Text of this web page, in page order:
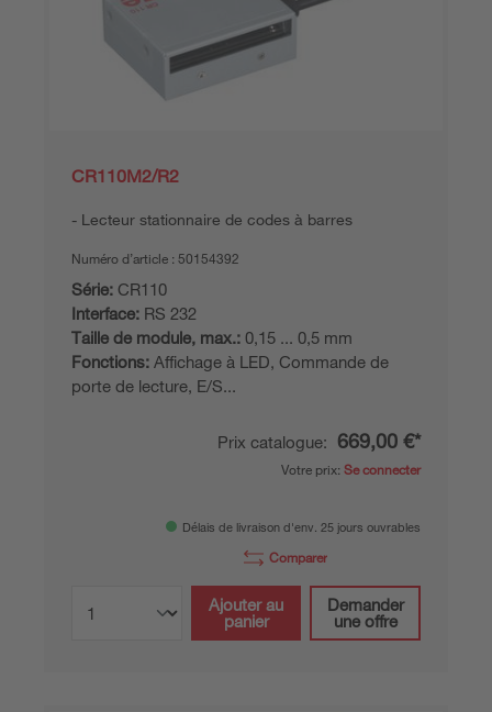
CR110M2/R2
Lecteur stationnaire de codes à barres
Numéro d’article : 50154392
Série: CR110
Interface: RS 232
Taille de module, max.: 0,15 ... 0,5 mm
Fonctions: Affichage à LED, Commande de
porte de lecture, E/S...
Prix catalogue: 669,00 €*
Votre prix: Se connecter
Délais de livraison d'env. 25 jours ouvrables
Comparer
Ajouter au
panier
Demander
une offre